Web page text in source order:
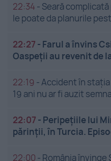
22:34 - Seară
le poate da planurile
22:27 - Farul a învins
Oaspeții au revenit de
22:19 -Accident în stația
19 ani nu ar fi auzit
22:07 - Peripețiile lui
părinții, în Turcia.
22:00 - România învinge